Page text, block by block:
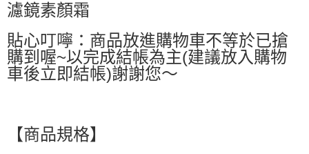
付款後7-11取貨
每筆NT$60，滿NT$599(含以上)免運費
宅配
每筆NT$80，滿NT$799(含以上)免運費
濾鏡素顏霜
貼心叮嚀：商品放進購物車不等於已搶
購到喔~以完成結帳為主(建議放入購物
車後立即結帳)謝謝您～
【商品規格】